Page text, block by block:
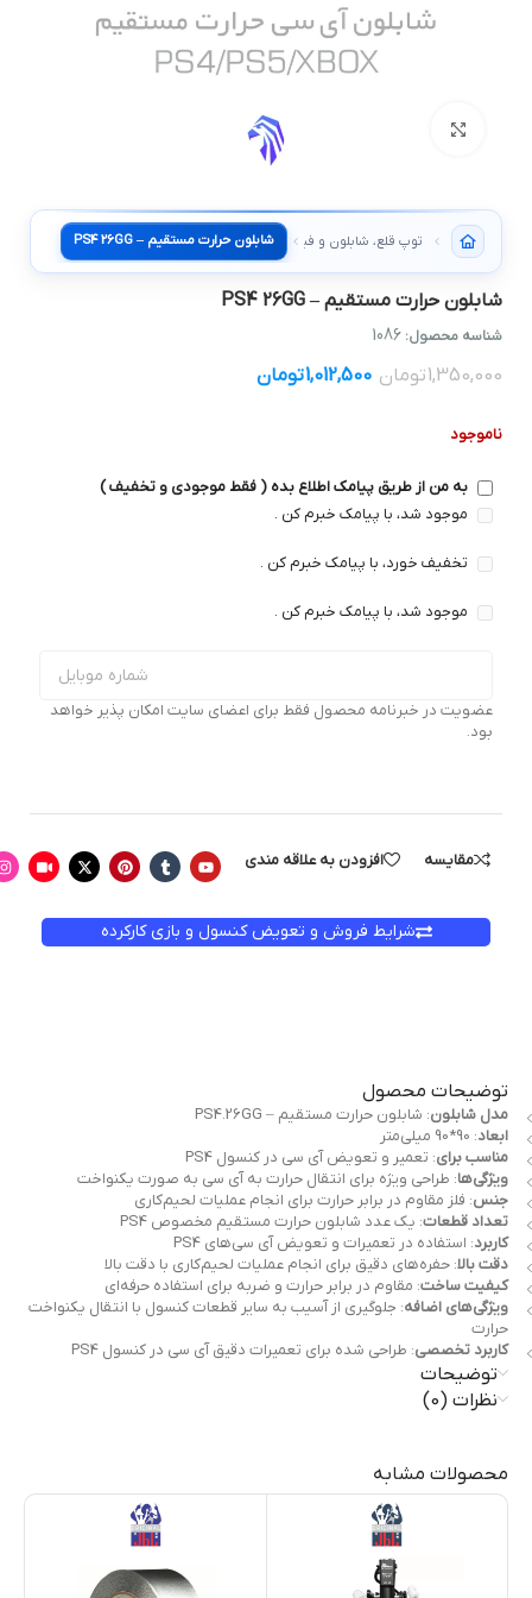
توپ قلع، شابلون و فیکسچرشابلون حرارت مستقیم – PS4 26GG
شابلون حرارت مستقیم – PS4 26GG
شناسه محصول: 1086
1,350,000تومان 1,012,500تومان
ناموجود
به من از طریق پیامک اطلاع بده ( فقط موجودی و تخفیف )
موجود شد، با پیامک خبرم کن .
تخفیف خورد، با پیامک خبرم کن .
موجود شد، با پیامک خبرم کن .
عضویت در خبرنامه محصول فقط برای اعضای سایت امکان پذیر خواهد
بود.
مقایسه افزودن به علاقه مندی
شرایط فروش و تعویض کنسول و بازی کارکرده
توضیحات محصول
مدل شابلون: شابلون حرارت مستقیم – PS4.26GG
ابعاد: 90*90 میلی‌متر
مناسب برای: تعمیر و تعویض آی سی در کنسول PS4
ویژگی‌ها: طراحی ویژه برای انتقال حرارت به آی سی به صورت یکنواخت
جنس: فلز مقاوم در برابر حرارت برای انجام عملیات لحیم‌کاری
تعداد قطعات: یک عدد شابلون حرارت مستقیم مخصوص PS4
کاربرد: استفاده در تعمیرات و تعویض آی سی‌های PS4
دقت بالا: حفره‌های دقیق برای انجام عملیات لحیم‌کاری با دقت بالا
کیفیت ساخت: مقاوم در برابر حرارت و ضربه برای استفاده حرفه‌ای
ویژگی‌های اضافه: جلوگیری از آسیب به سایر قطعات کنسول با انتقال یکنواخت
حرارت
کاربرد تخصصی: طراحی شده برای تعمیرات دقیق آی سی در کنسول PS4
توضیحات
نظرات (0)
محصولات مشابه